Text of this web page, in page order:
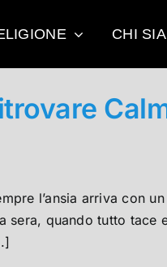
CHI
l’ansia arriva con
quando tutto tace